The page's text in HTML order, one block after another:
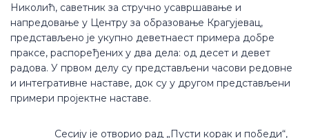
Николић, саветник за стручно усавршавање и
напредовање у Центру за образовање Крагујевац,
представљено је укупно деветнаест примера добре
праксе, распоређених у два дела: од десет и девет
радова. У првом делу су представљени часови редовне
и интегративне наставе, док су у другом представљени
примери пројектне наставе.
Сесију је отворио рад „Пусти корак и победи“,